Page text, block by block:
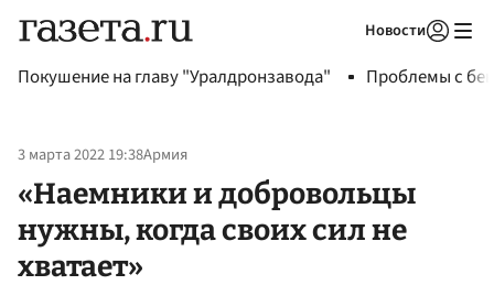
Новости
Покушение на главу "Уралдронзавода" Проблемы с
3 марта 2022 19:38Армия
«Наемники и добровольцы
нужны, когда своих сил не
хватает»